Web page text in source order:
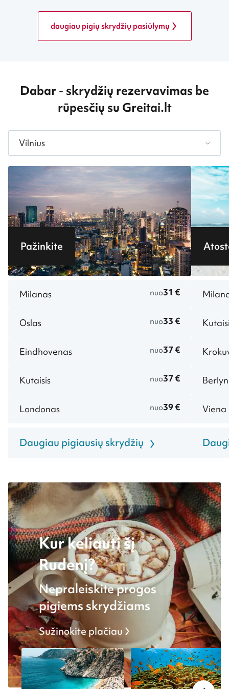
daugiau pigių skrydžių pasiūlymų
Dabar- skrydžių rezervavimas be
rūpesčių su Greitai.lt
Vilnius
Pažinkite
Milanas nuo31 €
Oslas nuo33 €
Eindhovenas nuo37 €
Kutaisis nuo37 €
Londonas nuo39 €
Daugiau pigiausių skrydžių
Viena
Kur keliauti šį
Rudenį?
Nepraleiskite progos
pigiems skrydžiams
Sužinokite plačiau